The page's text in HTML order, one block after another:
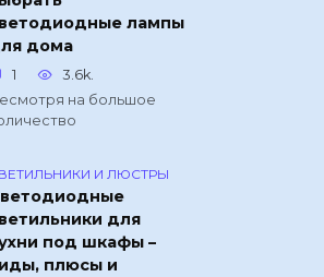
лампы
дома
1
3.6k.
на большое
И ЛЮСТРЫ
для
под шкафы –
плюсы и